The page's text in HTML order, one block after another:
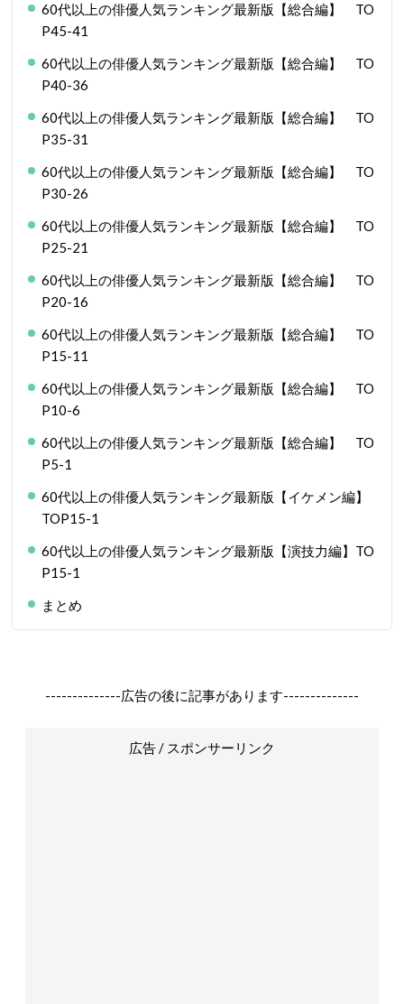
60代以上の俳優人気ランキング最新版【総合編】 TO
P45-41
60代以上の俳優人気ランキング最新版【総合編】 TO
P40-36
60代以上の俳優人気ランキング最新版【総合編】 TO
P35-31
60代以上の俳優人気ランキング最新版【総合編】 TO
P30-26
60代以上の俳優人気ランキング最新版【総合編】 TO
P25-21
60代以上の俳優人気ランキング最新版【総合編】 TO
P20-16
60代以上の俳優人気ランキング最新版【総合編】 TO
P15-11
60代以上の俳優人気ランキング最新版【総合編】 TO
P10-6
60代以上の俳優人気ランキング最新版【総合編】 TO
P5-1
60代以上の俳優人気ランキング最新版【イケメン編】
TOP15-1
60代以上の俳優人気ランキング最新版【演技力編】TO
P15-1
まとめ
--------------広告の後に記事があります--------------
広告 / スポンサーリンク